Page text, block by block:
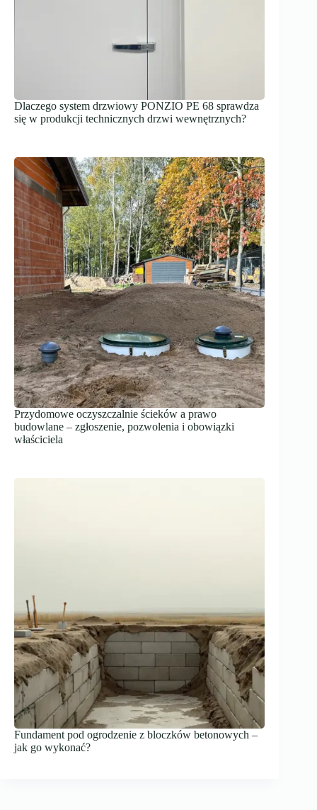
Dlaczego system drzwiowy PONZIO PE 68 sprawdza
się w produkcji technicznych drzwi wewnętrznych?
Przydomowe oczyszczalnie ścieków a prawo
budowlane – zgłoszenie, pozwolenia i obowiązki
właściciela
Fundament pod ogrodzenie z bloczków betonowych –
jak go wykonać?